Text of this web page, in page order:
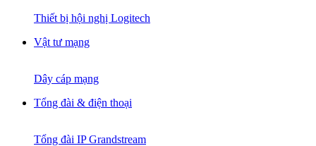
Thiết bị hội nghị Logitech
Vật tư mạng
Dây cáp mạng
Tổng đài & điện thoại
Tổng đài IP Grandstream